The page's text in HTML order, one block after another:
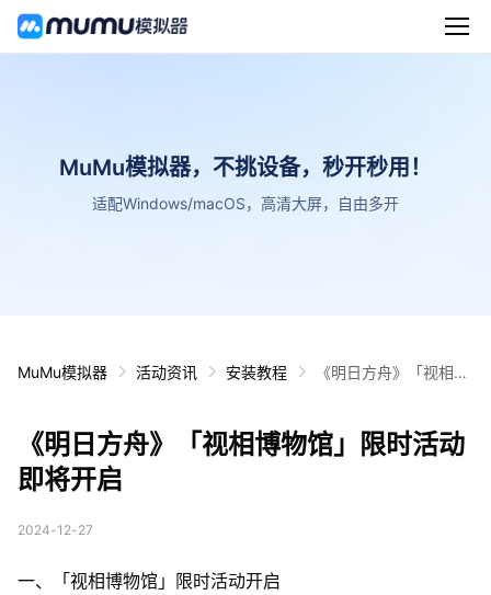
MuMu模拟器，不挑设备，秒开秒用！
适配Windows/macOS，高清大屏，自由多开
MuMu模拟器 活动资讯 安装教程
《明日方舟》「视相博
《明日方舟》「视相博物馆」限时活动
即将开启
2024-12-27
一、「视相博物馆」限时活动开启